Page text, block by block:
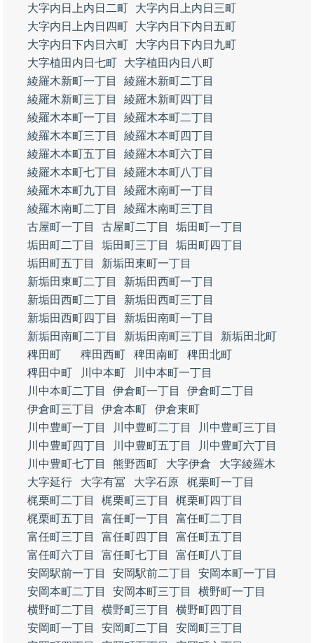
大字内日上内日二町
大字内日上内日三町
大字内日上内日四町
大字内日下内日五町
大字内日下内日六町
大字内日下内日九町
大字植田内日七町
大字植田内日八町
綾羅木新町一丁目
綾羅木新町二丁目
綾羅木新町三丁目
綾羅木新町四丁目
綾羅木本町一丁目
綾羅木本町二丁目
綾羅木本町三丁目
綾羅木本町四丁目
綾羅木本町五丁目
綾羅木本町六丁目
綾羅木本町七丁目
綾羅木本町八丁目
綾羅木本町九丁目
綾羅木南町一丁目
綾羅木南町二丁目
綾羅木南町三丁目
古屋町一丁目
古屋町二丁目
垢田町一丁目
垢田町二丁目
垢田町三丁目
垢田町四丁目
垢田町五丁目
新垢田東町一丁目
新垢田東町二丁目
新垢田西町一丁目
新垢田西町二丁目
新垢田西町三丁目
新垢田西町四丁目
新垢田南町一丁目
新垢田南町二丁目
新垢田南町三丁目
新垢田北町
稗田町
稗田西町 稗田南町
稗田北町
稗田中町
川中本町
川中本町一丁目
川中本町二丁目
伊倉町一丁目
伊倉町二丁目
伊倉町三丁目
伊倉本町
伊倉東町
川中豊町一丁目
川中豊町二丁目
川中豊町三丁目
川中豊町四丁目
川中豊町五丁目
川中豊町六丁目
川中豊町七丁目
熊野西町 大字伊倉
大字綾羅木
大字延行
大字有冨 大字石原
梶栗町一丁目
梶栗町二丁目
梶栗町三丁目
梶栗町四丁目
梶栗町五丁目
富任町一丁目
富任町二丁目
富任町三丁目
富任町四丁目
富任町五丁目
富任町六丁目
富任町七丁目
富任町八丁目
安岡駅前一丁目
安岡駅前二丁目
安岡本町一丁目
安岡本町二丁目
安岡本町三丁目
横野町一丁目
横野町二丁目
横野町三丁目
横野町四丁目
安岡町一丁目
安岡町二丁目
安岡町三丁目